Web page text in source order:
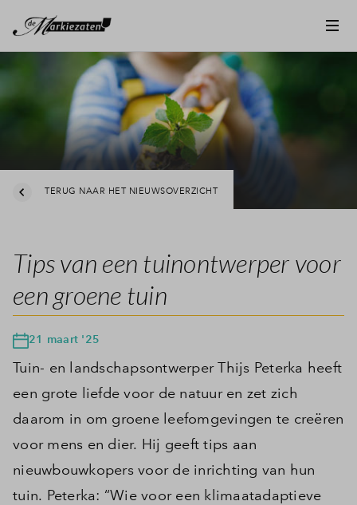
TERUG NAAR HET NIEUWSOVERZICHT
Tips van een tuinontwerper voor
een groene tuin
21 maart '25
Tuin- en landschapsontwerper Thijs Peterka heeft
een grote liefde voor de natuur en zet zich
daarom in om groene leefomgevingen te creëren
voor mens en dier. Hij geeft tips aan
nieuwbouwkopers voor de inrichting van hun
tuin. Peterka: “Wie voor een klimaatadaptieve